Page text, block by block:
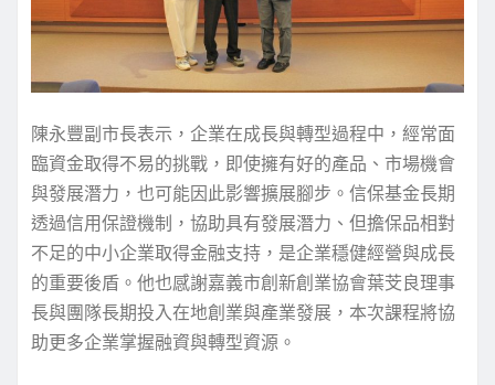
陳永豐副市長表示，企業在成長與轉型過程中，經常面
臨資金取得不易的挑戰，即使擁有好的產品、市場機會
與發展潛力，也可能因此影響擴展腳步。信保基金長期
透過信用保證機制，協助具有發展潛力、但擔保品相對
不足的中小企業取得金融支持，是企業穩健經營與成長
的重要後盾。他也感謝嘉義市創新創業協會葉芠良理事
長與團隊長期投入在地創業與產業發展，本次課程將協
助更多企業掌握融資與轉型資源。